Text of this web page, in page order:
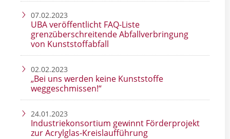
07.02.2023
UBA veröffentlicht FAQ-Liste
grenzüberschreitende Abfallverbringung
von Kunststoffabfall
02.02.2023
„Bei uns werden keine Kunststoffe
weggeschmissen!“
24.01.2023
Industriekonsortium gewinnt Förderprojekt
zur Acrylglas-Kreislaufführung